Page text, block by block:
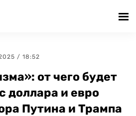
/ 18:52
от чего будет
доллара и евро
Путина и Трампа